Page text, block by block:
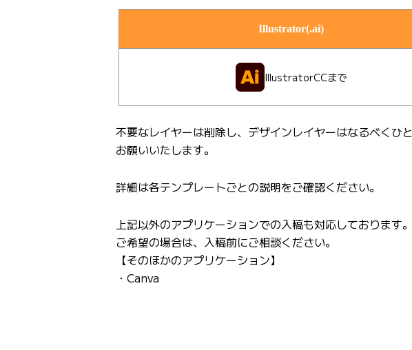
Illustrator(.ai)
IllustratorCCまで
不要なレイヤーは削除し、デザインレイヤーはなるべくひ
お願いいたします。
詳細は各テンプレートごとの説明をご確認ください。
上記以外のアプリケーションでの入稿も対応しております。
ご希望の場合は、入稿前にご相談ください。
【そのほかのアプリケーション】
・Canva